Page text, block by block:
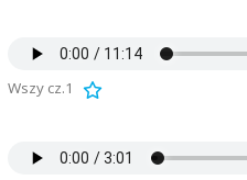
Wszy cz.1